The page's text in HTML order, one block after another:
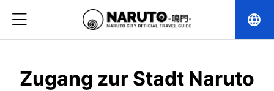
language
Zugang zur Stadt Naruto